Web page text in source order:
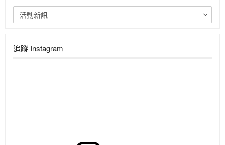
活動新訊
追蹤 Instagram